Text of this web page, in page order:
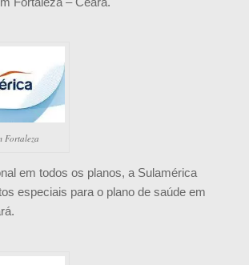
Fortaleza
em todos os planos, a Sulamérica
especiais para o plano de saúde em